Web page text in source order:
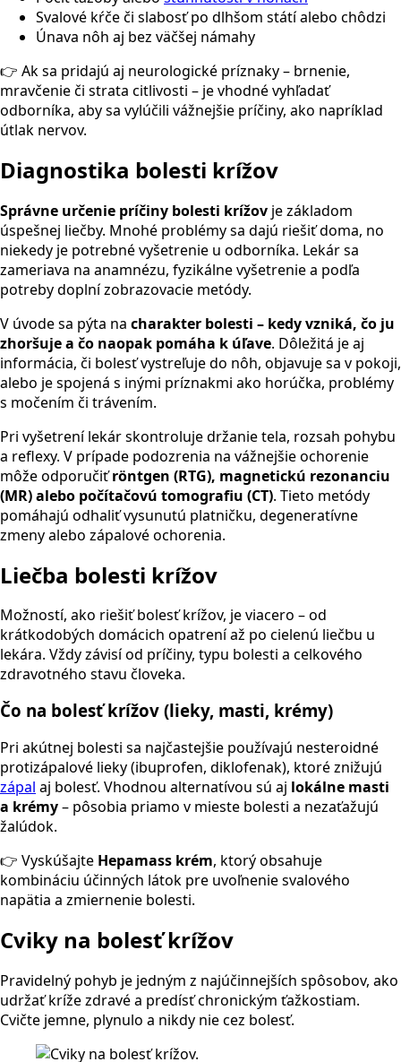
Svalové kŕče či slabosť po dlhšom státí alebo chôdzi
Únava nôh aj bez väčšej námahy
👉 Ak sa pridajú aj neurologické príznaky – brnenie,
mravčenie či strata citlivosti – je vhodné vyhľadať
odborníka, aby sa vylúčili vážnejšie príčiny, ako napríklad
útlak nervov.
Diagnostika bolesti krížov
Správne určenie príčiny bolesti krížov je základom
úspešnej liečby. Mnohé problémy sa dajú riešiť doma, no
niekedy je potrebné vyšetrenie u odborníka. Lekár sa
zameriava na anamnézu, fyzikálne vyšetrenie a podľa
potreby doplní zobrazovacie metódy.
V úvode sa pýta na charakter bolesti – kedy vzniká, čo ju
zhoršuje a čo naopak pomáha k úľave. Dôležitá je aj
informácia, či bolesť vystreľuje do nôh, objavuje sa v pokoji,
alebo je spojená s inými príznakmi ako horúčka, problémy
s močením či trávením.
Pri vyšetrení lekár skontroluje držanie tela, rozsah pohybu
a reflexy. V prípade podozrenia na vážnejšie ochorenie
môže odporučiťröntgen (RTG), magnetickú rezonanciu
(MR) alebo počítačovú tomografiu (CT). Tieto metódy
pomáhajú odhaliť vysunutú platničku, degeneratívne
zmeny alebo zápalové ochorenia.
Liečba bolesti krížov
Možností, ako riešiť bolesť krížov, je viacero – od
krátkodobých domácich opatrení až po cielenú liečbu u
lekára. Vždy závisí od príčiny, typu bolesti a celkového
zdravotného stavu človeka.
Čo na bolesť krížov (lieky, masti, krémy)
Pri akútnej bolesti sa najčastejšie používajú nesteroidné
protizápalové lieky (ibuprofen, diklofenak), ktoré znižujú
zápal aj bolesť. Vhodnou alternatívou sú aj lokálne masti
a krémy– pôsobia priamo v mieste bolesti a nezaťažujú
žalúdok.
👉 Vyskúšajte Hepamass krém, ktorý obsahuje
kombináciu účinných látok pre uvoľnenie svalového
napätia a zmiernenie bolesti.
Cviky na bolesť krížov
Pravidelný pohyb je jedným z najúčinnejších spôsobov, ako
udržať kríže zdravé a predísť chronickým ťažkostiam.
Cvičte jemne, plynulo a nikdy nie cez bolesť.